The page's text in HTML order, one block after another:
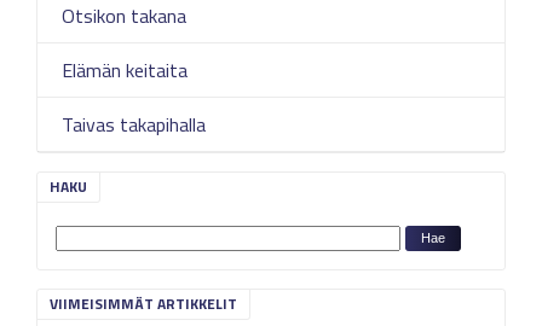
Otsikon takana
Elämän keitaita
Taivas takapihalla
HAKU
VIIMEISIMMÄT ARTIKKELIT